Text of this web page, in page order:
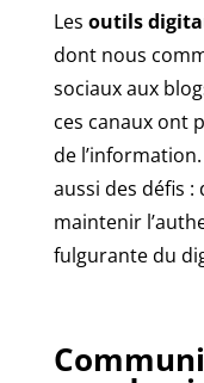
Les outils
dont nous
sociaux aux
ces canaux ont
de
aussi des défis
maintenir
fulgurante du